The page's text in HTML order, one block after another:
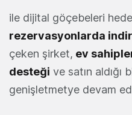
ile dijital göçebeleri
rezervasyonlarda
çeken şirket, ev
desteği ve satın aldığı
genişletmetye devam